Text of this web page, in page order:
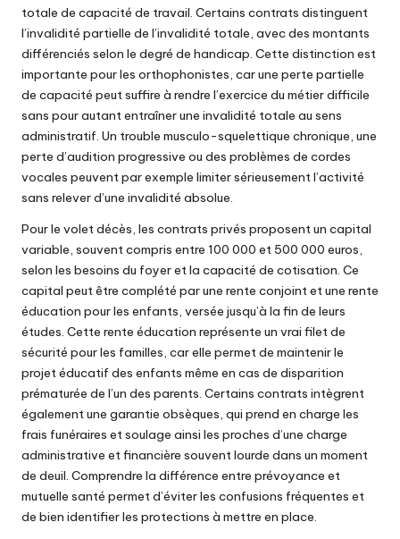
totale de capacité de travail. Certains contrats distinguent
l’invalidité partielle de l’invalidité totale, avec des montants
différenciés selon le degré de handicap. Cette distinction est
importante pour les orthophonistes, car une perte partielle
de capacité peut suffire à rendre l’exercice du métier difficile
sans pour autant entraîner une invalidité totale au sens
administratif. Un trouble musculo-squelettique chronique, une
perte d’audition progressive ou des problèmes de cordes
vocales peuvent par exemple limiter sérieusement l’activité
sans relever d’une invalidité absolue.
Pour le volet décès, les contrats privés proposent un capital
variable, souvent compris entre 100 000 et 500 000 euros,
selon les besoins du foyer et la capacité de cotisation. Ce
capital peut être complété par une rente conjoint et une rente
éducation pour les enfants, versée jusqu’à la fin de leurs
études. Cette rente éducation représente un vrai filet de
sécurité pour les familles, car elle permet de maintenir le
projet éducatif des enfants même en cas de disparition
prématurée de l’un des parents. Certains contrats intègrent
également une garantie obsèques, qui prend en charge les
frais funéraires et soulage ainsi les proches d’une charge
administrative et financière souvent lourde dans un moment
de deuil. Comprendre la différence entre prévoyance et
mutuelle santé permet d’éviter les confusions fréquentes et
de bien identifier les protections à mettre en place.